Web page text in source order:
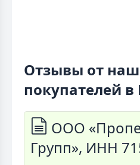
Отзывы от
покупателей
ООО
Групп», ИНН